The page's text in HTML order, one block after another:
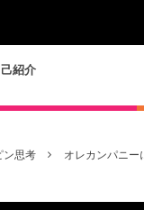
紹介
ン思考 オレカンパニー